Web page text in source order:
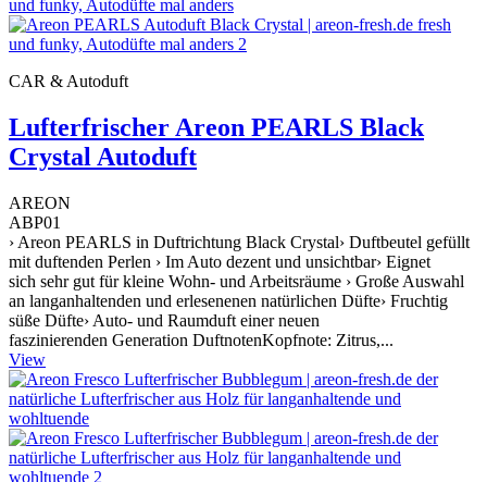
CAR & Autoduft
Lufterfrischer Areon PEARLS Black
Crystal Autoduft
AREON
ABP01
› Areon PEARLS in Duftrichtung Black Crystal› Duftbeutel gefüllt
mit duftenden Perlen › Im Auto dezent und unsichtbar› Eignet
sich sehr gut für kleine Wohn- und Arbeitsräume › Große Auswahl
an langanhaltenden und erlesenenen natürlichen Düfte› Fruchtig
süße Düfte› Auto- und Raumduft einer neuen
faszinierenden Generation DuftnotenKopfnote: Zitrus,...
View